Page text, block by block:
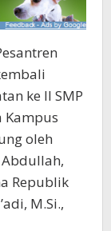
ke II SMP
Kampus
oleh
Republik
M.Si.,